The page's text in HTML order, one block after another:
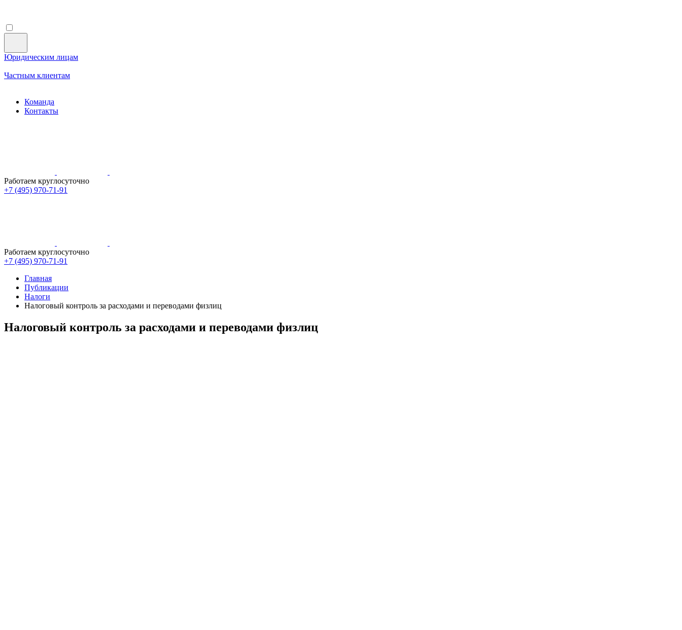
Юридическим лицам
Частным клиентам
Команда
Контакты
Работаем круглосуточно
+7 (495) 970-71-91
Работаем круглосуточно
+7 (495) 970-71-91
Главная
Публикации
Налоги
Налоговый контроль за расходами и переводами физлиц
Налоговый контроль за расходами и переводами физлиц